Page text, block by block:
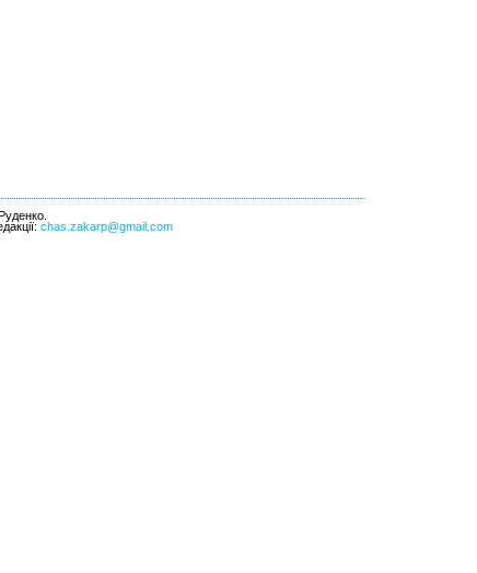
chas.zakarp@gmail.com